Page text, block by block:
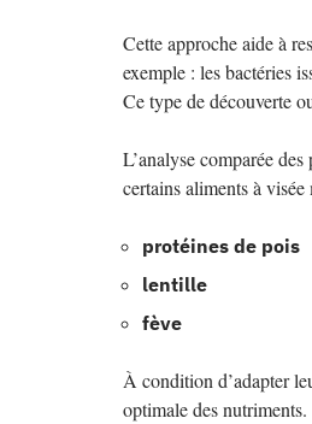
Cette approche aide à
exemple : les bactéries
Ce type de découverte
L’analyse comparée
certains aliments à
protéines de pois
lentille
fève
À condition d’adapter
optimale des nutriments.